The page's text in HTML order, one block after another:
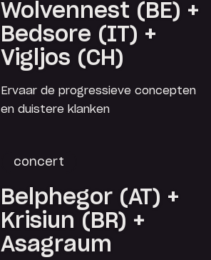
Wolvennest (BE) +
Bedsore (IT) +
Vigljos (CH)
Ervaar de progressieve concepten
en duistere klanken
concert
Belphegor (AT) +
Krisiun (BR) +
Asagraum